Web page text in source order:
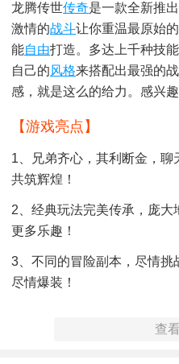
龙腾传世传奇是一款全新推
激情的战斗让你重温最原始
能自由打造。多达上千种技
自己的风格来搭配出最强的
感，就是这么的给力。感兴
【游戏亮点】
1、兄弟齐心，其利断金，聊
共筑辉煌！
2、经典玩法完美传承，庞
更多乐趣！
3、不同的冒险副本，尽情
尽情爆装！
查